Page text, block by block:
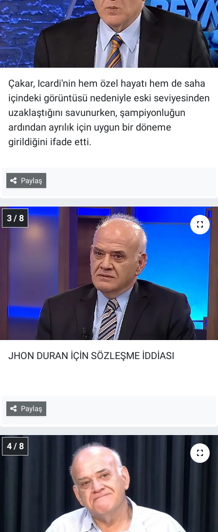
Çakar, Icardi'nin hem özel hayatı hem de saha
içindeki görüntüsü nedeniyle eski seviyesinden
uzaklaştığını savunurken, şampiyonluğun
ardından ayrılık için uygun bir döneme
girildiğini ifade etti.
Paylaş
3 / 8
JHON DURAN İÇİN SÖZLEŞME İDDİASI
Paylaş
4 / 8